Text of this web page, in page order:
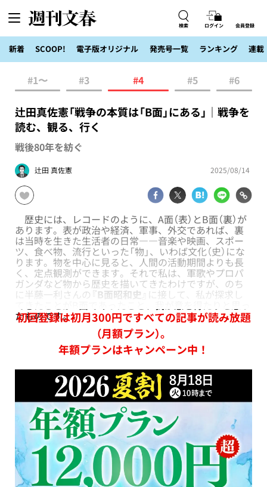
検索 ログイン 会員登録
新着 SCOOP! 電子版オリジナル 発売号一覧 ランキング 連載
#1〜 #3 #4 #5 #6
辻田真佐憲「戦争の本質は「B面」にある」｜戦争を
読む、観る、行く
戦後80年を紡ぐ
辻田 真佐憲 2025/08/14
歴史には、レコードのように、A面（表）とB面（裏）が
あります。表が政治や経済、軍事、外交であれば、裏
は当時を生きた生活者の日常――音楽や映画、スポー
ツ、食べ物、流行といった「物」、いわば文化（史）にな
ります。物を中心に見ると、人間の活動期間よりも長
く、定点観測ができます。それで私は、軍歌やプロパ
ガンダなど物から歴史を描いてきたわけですが、のち
に半藤一利さんの 『B面昭和史』 に接して、私が探求し
たものです。
初回登録は初月300円ですべての記事が読み放題
（月額プラン）。
年額プランはキャンペーン中！